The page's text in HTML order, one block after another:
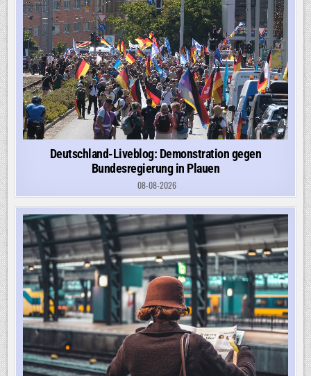
Deutschland-Liveblog: Demonstration gegen
Bundesregierung in Plauen
08-08-2026